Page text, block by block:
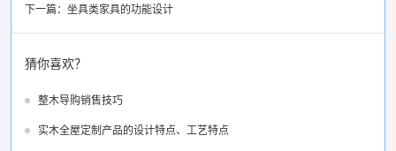
下一篇： 坐具类家具的功能设计
猜你喜欢？
整木导购销售技巧
实木全屋定制产品的设计特点、工艺特点